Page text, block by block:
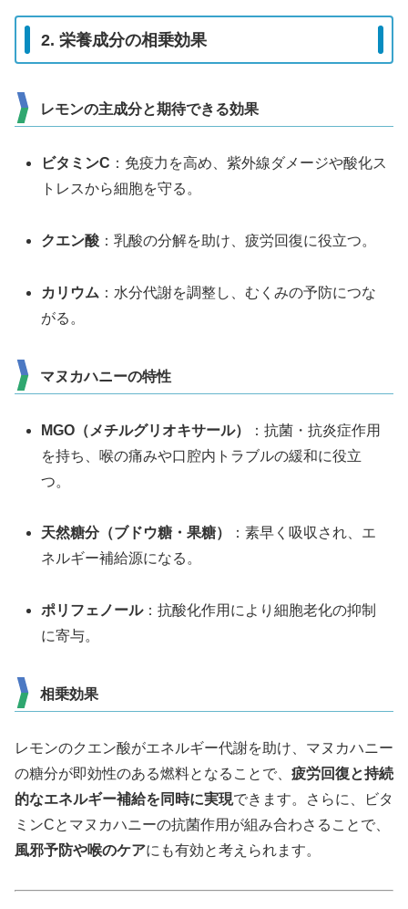
2. 栄養成分の相乗効果
レモンの主成分と期待できる効果
ビタミンC ：免疫力を高め、紫外線ダメージや酸化ス
トレスから細胞を守る。
クエン酸 ：乳酸の分解を助け、疲労回復に役立つ。
カリウム ：水分代謝を調整し、むくみの予防につな
がる。
マヌカハニーの特性
MGO（メチルグリオキサール）
：抗菌・抗炎症作用
を持ち、喉の痛みや口腔内トラブルの緩和に役立
つ。
天然糖分（ブドウ糖・果糖）
：素早く吸収され、エ
ネルギー補給源になる。
ポリフェノール：抗酸化作用により細胞老化の抑制
に寄与。
相乗効果
レモンのクエン酸がエネルギー代謝を助け、マヌカハニー
の糖分が即効性のある燃料となることで、 疲労回復と持続
的なエネルギー補給を同時に実現できます。さらに、ビタ
ミンCとマヌカハニーの抗菌作用が組み合わさることで、
風邪予防や喉のケアにも有効と考えられます。